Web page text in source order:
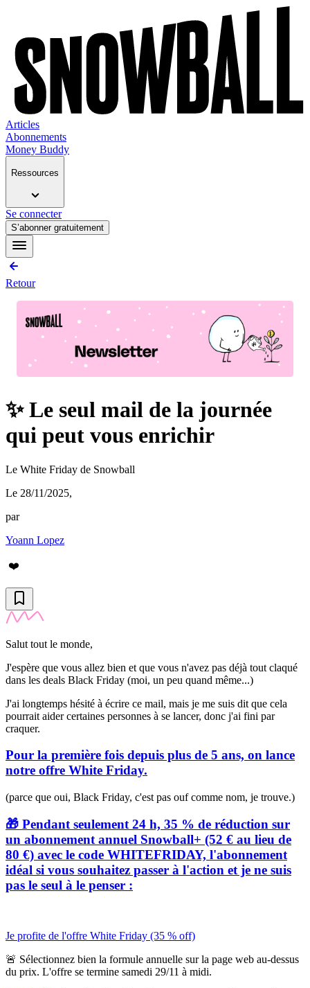
Articles
Abonnements
Money Buddy
Ressources
Se connecter
S’abonner gratuitement
Retour
✨ Le seul mail de la journée
qui peut vous enrichir
Le White Friday de Snowball
Le 28/11/2025,
par
Yoann Lopez
❤️
Salut tout le monde,
J'espère que vous allez bien et que vous n'avez pas déjà tout claqué
dans les deals Black Friday (moi, un peu quand même...)
J'ai longtemps hésité à écrire ce mail, mais je me suis dit que cela
pourrait aider certaines personnes à se lancer, donc j'ai fini par
craquer.
Pour la première fois depuis plus de 5 ans, on lance
notre offre White Friday.
(parce que oui, Black Friday, c'est pas ouf comme nom, je trouve.)
🎁 Pendant seulement 24 h, 35 % de réduction sur
un abonnement annuel Snowball+ (52 € au lieu de
80 €) avec le code WHITEFRIDAY, l'abonnement
idéal si vous souhaitez passer à l'action et je ne suis
pas le seul à le penser :
Je profite de l'offre White Friday (35 % off)
🚨 Sélectionnez bien la formule annuelle sur la page web au-dessus
du prix. L'offre se termine samedi 29/11 à midi.